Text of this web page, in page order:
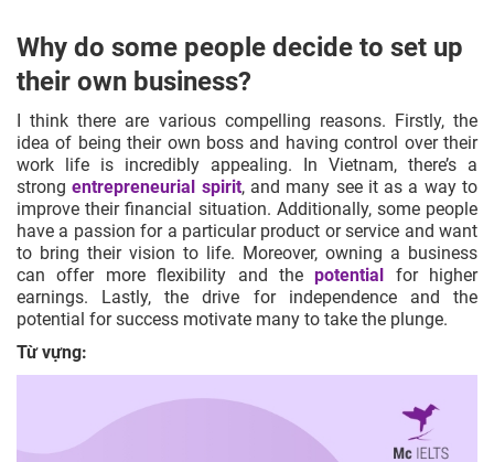
Why do some people decide to set up
their own business?
I think there are various compelling reasons. Firstly, the
idea of being their own boss and having control over their
work life is incredibly appealing. In Vietnam, there’s a
strongentrepreneurial spirit, and many see it as a way to
improve their financial situation. Additionally, some people
have a passion for a particular product or service and want
to bring their vision to life. Moreover, owning a business
can offer more flexibility and thepotential for higher
earnings. Lastly, the drive for independence and the
potential for success motivate many to take the plunge.
Từ vựng: